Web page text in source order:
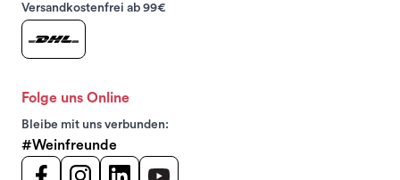
Versandkostenfrei ab 99€
Folge uns Online
Bleibe mit uns verbunden:
#Weinfreunde